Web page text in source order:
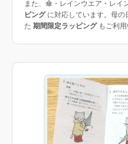
また、傘・レインウエア・レイ
ピングに対応しています。母の
た 期間限定ラッピングもご利用